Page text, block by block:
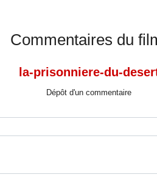
Commentaires du
la-prisonniere-du-
Dépôt d'un commentaire